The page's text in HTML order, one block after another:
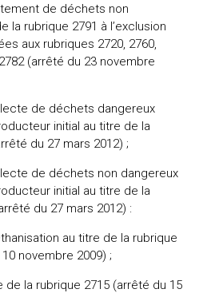
de déchets non
la rubrique 2791 à l’exclusion
aux rubriques 2720, 2760,
(arrêté du 23 novembre
de déchets dangereux
initial au titre de la
du 27 mars 2012) ;
de déchets non dangereux
initial au titre de la
du 27 mars 2012) :
au titre de la rubrique
novembre 2009) ;
de la rubrique 2715 (arrêté du 15